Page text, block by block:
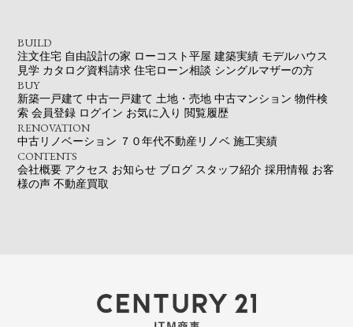
BUILD
注文住宅 自由設計の家 ローコスト平屋 建築実績 モデルハウス
見学 カタログ資料請求 住宅ローン相談 シングルマザーの方
BUY
新築一戸建て 中古一戸建て 土地・売地 中古マンション 物件検
索 会員登録 ログイン お気に入り 閲覧履歴
RENOVATION
中古リノベーション ７０年代不動産リノベ 施工実績
CONTENTS
会社概要 アクセス お知らせ ブログ スタッフ紹介 採用情報 お客
様の声 不動産買取